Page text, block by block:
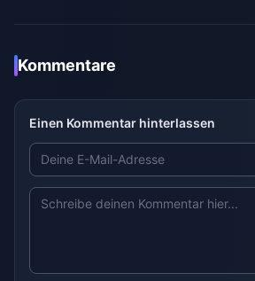
Kommentare
Einen Kommentar hinterlassen